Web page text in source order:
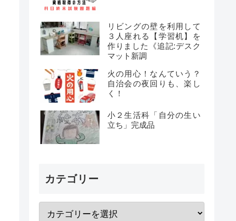
リビングの壁を利用して
３人座れる【学習机】を
作りました《追記:デスク
マット新調
火の用心！なんていう？
自治会の夜回りも、楽し
く！
小２生活科「自分の生い
立ち」完成品
カテゴリー